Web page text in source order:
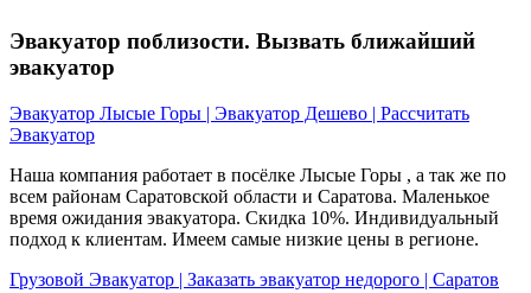
Эвакуатор поблизости. Вызвать ближайший
эвакуатор
Эвакуатор Лысые Горы | Эвакуатор Дешево | Рассчитать
Эвакуатор
Наша компания работает в посёлке Лысые Горы , а так же по
всем районам Саратовской области и Саратова. Маленькое
время ожидания эвакуатора. Скидка 10%. Индивидуальный
подход к клиентам. Имеем самые низкие цены в регионе.
Грузовой Эвакуатор | Заказать эвакуатор недорого | Саратов